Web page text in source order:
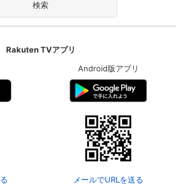
基本情報、本人連絡先、パスワード 、クレ
決済方法の変更が可能です。
Rakuten TVアプリ
Android版アプリ
メールでURLを送る